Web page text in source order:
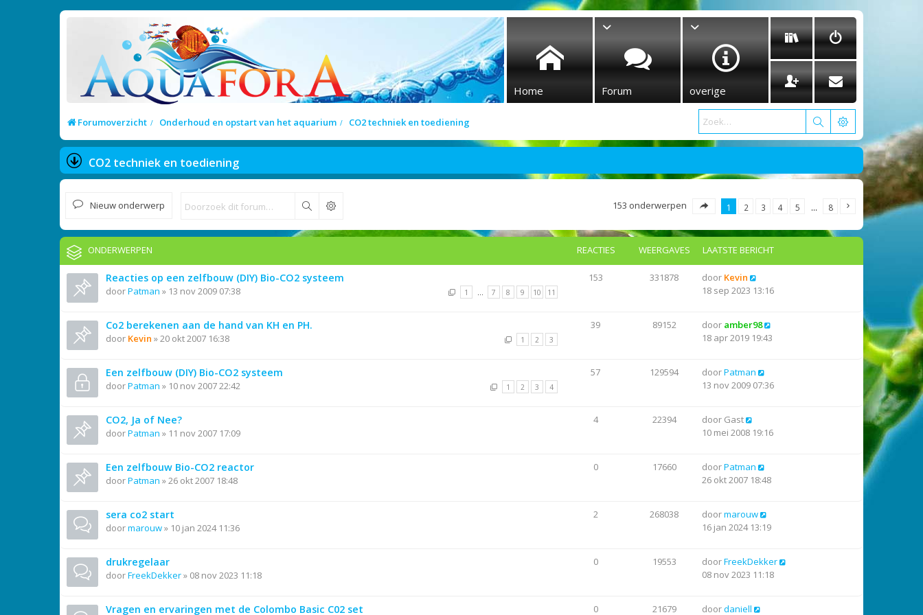
Home Forum overige
Forumoverzicht Onderhoud en opstart van het aquarium CO2 techniek en toediening
CO2 techniek en toediening
Nieuw onderwerp Zoek 153 onderwerpen 1 2 3 4 5 … 8
ONDERWERPEN REACTIES WEERGAVES LAATSTE BERICHT
Reacties op een zelfbouw (DIY) Bio-CO2 systeem
doorPatman » 13 nov 2009 07:38 1 … 7 8 9 10 11
153 331878 door Kevin
18 sep 2023 13:16
Co2 berekenen aan de hand van KH en PH.
door Kevin »20 okt 2007 16:38 1 2 3
39 89152 door amber98
18 apr 2019 19:43
Een zelfbouw (DIY) Bio-CO2 systeem
doorPatman » 10 nov 2007 22:42 1 2 3 4
57 129594 doorPatman
13 nov 2009 07:36
CO2, Ja of Nee?
doorPatman » 11 nov 2007 17:09
4 22394 door Gast
10 mei 2008 19:16
Een zelfbouw Bio-CO2 reactor
doorPatman »26 okt 2007 18:48
0 17660 doorPatman
26 okt 2007 18:48
sera co2 start
doormarouw» 10 jan 2024 11:36
2 268038 doormarouw
16 jan 2024 13:19
drukregelaar
doorFreekDekker» 08 nov 2023 11:18
0 19553 doorFreekDekker
08 nov 2023 11:18
Vragen en ervaringen met de Colombo Basic C02 set 0 21679 doordaniell